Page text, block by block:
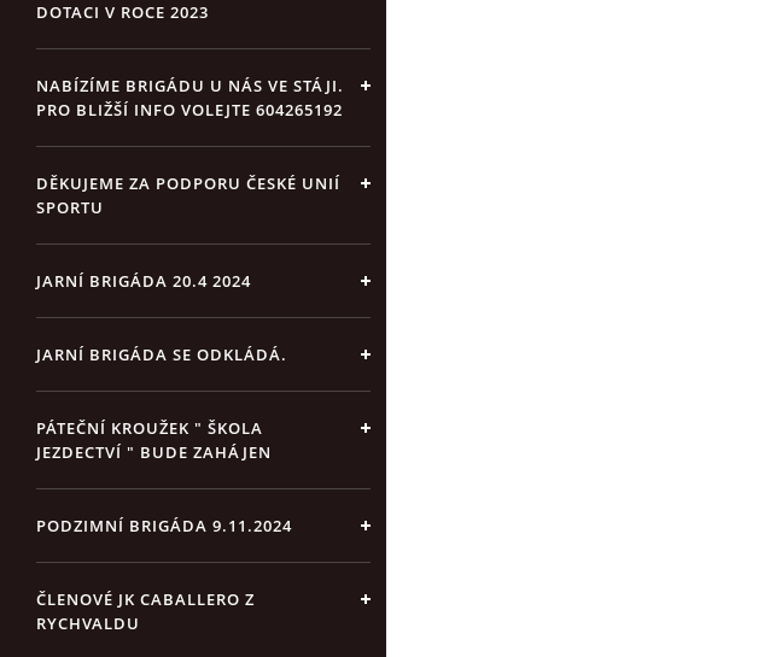
DOTACI V ROCE 2023
NABÍZÍME BRIGÁDU U NÁS VE STÁJI.
PRO BLIŽŠÍ INFO VOLEJTE 604265192
DĚKUJEME ZA PODPORU ČESKÉ UNIÍ
SPORTU
JARNÍ BRIGÁDA 20.4 2024
JARNÍ BRIGÁDA SE ODKLÁDÁ.
PÁTEČNÍ KROUŽEK " ŠKOLA
JEZDECTVÍ " BUDE ZAHÁJEN
PODZIMNÍ BRIGÁDA 9.11.2024
ČLENOVÉ JK CABALLERO Z
RYCHVALDU